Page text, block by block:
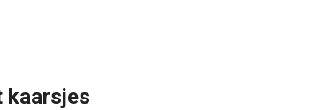
kaarsjes